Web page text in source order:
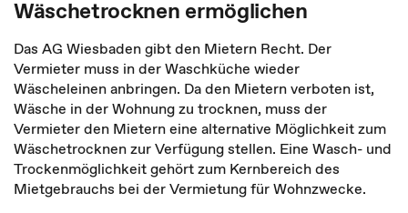
Wäschetrocknen ermöglichen
Das AG Wiesbaden gibt den Mietern Recht. Der
Vermieter muss in der Waschküche wieder
Wäscheleinen anbringen. Da den Mietern verboten ist,
Wäsche in der Wohnung zu trocknen, muss der
Vermieter den Mietern eine alternative Möglichkeit zum
Wäschetrocknen zur Verfügung stellen. Eine Wasch- und
Trockenmöglichkeit gehört zum Kernbereich des
Mietgebrauchs bei der Vermietung für Wohnzwecke.